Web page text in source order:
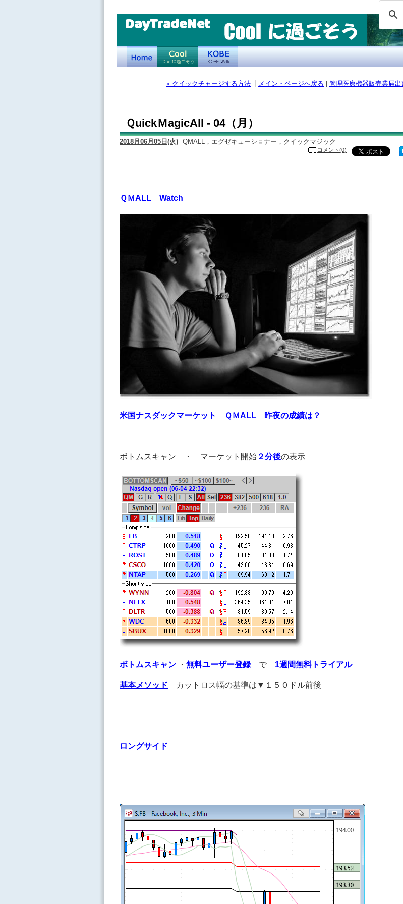
DayTradeNet
« クイックチャージする方法 メイン・ページへ戻る 管理医療機器販売業届
ＱuickＭagicAll - 04（月）
2018月06月05日(火) QMALL，エグゼキューショナー，クイックマジック
コメント(0)
ＱＭALL Watch
米国ナスダックマーケット ＱＭALL 昨夜の成績は？
ボトムスキャン ・ マーケット開始 ２分後の表示
ボトムスキャン ・ 無料ユーザー登録で 1週間無料トライアル
基本メソッド カットロス幅の基準は▼１５０ドル前後
ロングサイド